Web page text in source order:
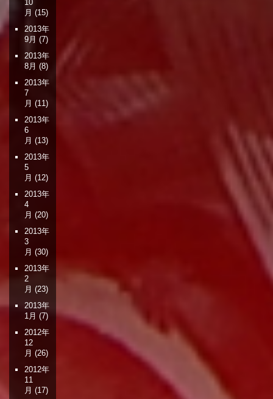
10
月 (15)
2013年
9月 (7)
2013年
8月 (8)
2013年
7
月 (11)
2013年
6
月 (13)
2013年
5
月 (12)
2013年
4
月 (20)
2013年
3
月 (30)
2013年
2
月 (23)
2013年
1月 (7)
2012年
12
月 (26)
2012年
11
月 (17)